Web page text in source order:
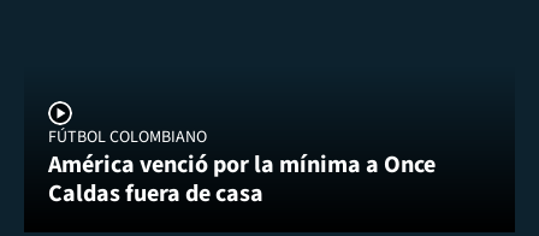
FÚTBOL COLOMBIANO
América venció por la mínima a Once
Caldas fuera de casa